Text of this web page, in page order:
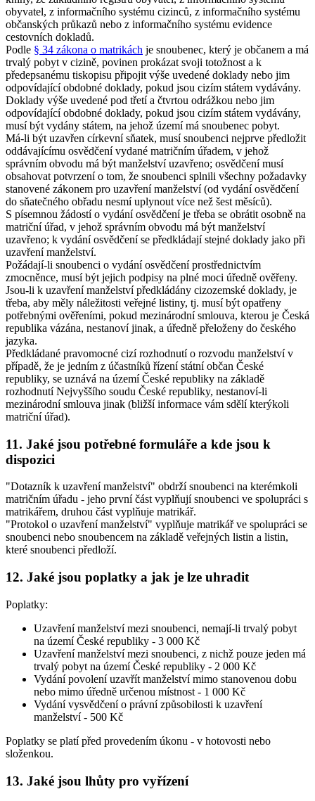
obyvatel, z informačního systému cizinců, z informačního systému
občanských průkazů nebo z informačního systému evidence
cestovních dokladů.
Podle § 34 zákona o matrikách je snoubenec, který je občanem a má
trvalý pobyt v cizině, povinen prokázat svoji totožnost a k
předepsanému tiskopisu připojit výše uvedené doklady nebo jim
odpovídající obdobné doklady, pokud jsou cizím státem vydávány.
Doklady výše uvedené pod třetí a čtvrtou odrážkou nebo jim
odpovídající obdobné doklady, pokud jsou cizím státem vydávány,
musí být vydány státem, na jehož území má snoubenec pobyt.
Má-li být uzavřen církevní sňatek, musí snoubenci nejprve předložit
oddávajícímu osvědčení vydané matričním úřadem, v jehož
správním obvodu má být manželství uzavřeno; osvědčení musí
obsahovat potvrzení o tom, že snoubenci splnili všechny požadavky
stanovené zákonem pro uzavření manželství (od vydání osvědčení
do sňatečného obřadu nesmí uplynout více než šest měsíců).
S písemnou žádostí o vydání osvědčení je třeba se obrátit osobně na
matriční úřad, v jehož správním obvodu má být manželství
uzavřeno; k vydání osvědčení se předkládají stejné doklady jako při
uzavření manželství.
Požádají-li snoubenci o vydání osvědčení prostřednictvím
zmocněnce, musí být jejich podpisy na plné moci úředně ověřeny.
Jsou-li k uzavření manželství předkládány cizozemské doklady, je
třeba, aby měly náležitosti veřejné listiny, tj. musí být opatřeny
potřebnými ověřeními, pokud mezinárodní smlouva, kterou je Česká
republika vázána, nestanoví jinak, a úředně přeloženy do českého
jazyka.
Předkládané pravomocné cizí rozhodnutí o rozvodu manželství v
případě, že je jedním z účastníků řízení státní občan České
republiky, se uznává na území České republiky na základě
rozhodnutí Nejvyššího soudu České republiky, nestanoví-li
mezinárodní smlouva jinak (bližší informace vám sdělí kterýkoli
matriční úřad).
11. Jaké jsou potřebné formuláře a kde jsou k
dispozici
"Dotazník k uzavření manželství" obdrží snoubenci na kterémkoli
matričním úřadu - jeho první část vyplňují snoubenci ve spolupráci s
matrikářem, druhou část vyplňuje matrikář.
"Protokol o uzavření manželství" vyplňuje matrikář ve spolupráci se
snoubenci nebo snoubencem na základě veřejných listin a listin,
které snoubenci předloží.
12. Jaké jsou poplatky a jak je lze uhradit
Poplatky:
Uzavření manželství mezi snoubenci, nemají-li trvalý pobyt
na území České republiky - 3 000 Kč
Uzavření manželství mezi snoubenci, z nichž pouze jeden má
trvalý pobyt na území České republiky - 2 000 Kč
Vydání povolení uzavřít manželství mimo stanovenou dobu
nebo mimo úředně určenou místnost - 1 000 Kč
Vydání vysvědčení o právní způsobilosti k uzavření
manželství - 500 Kč
Poplatky se platí před provedením úkonu - v hotovosti nebo
složenkou.
13. Jaké jsou lhůty pro vyřízení